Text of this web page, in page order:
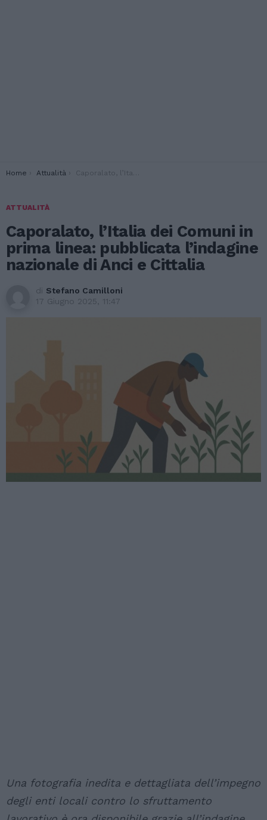
You are here:
Home Attualità Caporalato, l’Italia dei Comuni in prima linea: pubblicata l’indagine nazionale di Anci e Cittalia
ATTUALITÀ
Caporalato, l’Italia dei Comuni in
prima linea: pubblicata l’indagine
nazionale di Anci e Cittalia
di Stefano Camilloni
17 Giugno 2025, 11:47
Una fotografia inedita e dettagliata dell’impegno
degli enti locali contro lo sfruttamento